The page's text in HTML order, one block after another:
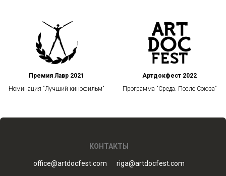
Премия Лавр 2021
Номинация "Лучший кинофильм"
Артдокфест 2022
Программа "Среда. После Союза"
КОНТАКТЫ
office@artdocfest.com riga@artdocfest.com